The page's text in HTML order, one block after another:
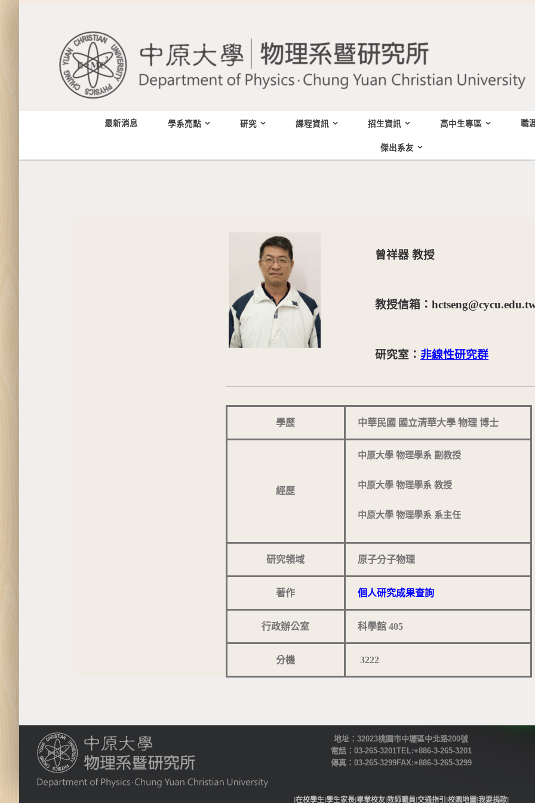
最新消息 學系亮點 研究 課程資訊 招生資訊 高中生專區 職
傑出系友
曾祥器 教授
教授信箱：
研究室： 非線性研究群
學歷 中華民國 國立清華大學 物理 博士
經歷
中原大學 物理學系 副教授
中原大學 物理學系 教授
中原大學 物理學系 系主任
研究領域 原子分子物理
著作 個人研究成果查詢
行政辦公室 科學館 405
分機 3222
地址：32023桃園市中壢區中北路200號
電話：03-265-3201 TEL:+886-3-265-3201
傳真：03-265-3299 FAX: +886-3-265-3299
在校學生 學生家長 畢業校友 教師職員 交通指引 校園地圖 我要捐款